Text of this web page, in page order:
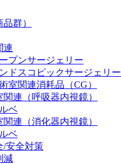
群）
連
プンサージェリー
ドスコピックサージェリー
室関連消耗品（CG）
関連（呼吸器内視鏡）
ベ
関連（消化器内視鏡）
ベ
/安全対策
減